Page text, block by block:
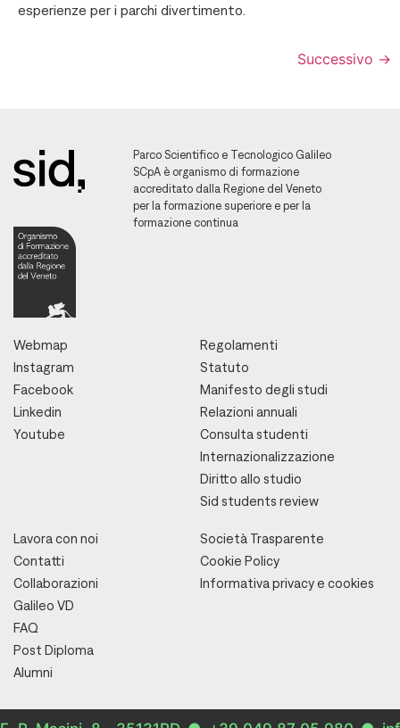
esperienze per i parchi divertimento.
Successivo →
Parco Scientifico e Tecnologico Galileo
SCpA è organismo di formazione
accreditato dalla Regione del Veneto
per la formazione superiore e per la
formazione continua
Webmap
Instagram
Facebook
Linkedin
Youtube
Regolamenti
Statuto
Manifesto degli studi
Relazioni annuali
Consulta studenti
Internazionalizzazione
Diritto allo studio
Sid students review
Lavora con noi
Contatti
Collaborazioni
Galileo VD
FAQ
Post Diploma
Alumni
Società Trasparente
Cookie Policy
Informativa privacy e cookies